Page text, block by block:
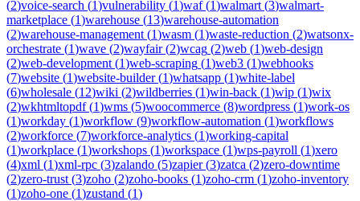
(2)voice-search (1)vulnerability (1)waf(1)walmart (3)walmart-
marketplace (1)warehouse (13)warehouse-automation
(2)warehouse-management (1)wasm (1)waste-reduction (2)watsonx-
orchestrate (1)wave (2)wayfair(2)wcag (2)web (1)web-design
(2)web-development (1)web-scraping (1)web3 (1)webhooks
(7)website (1)website-builder(1)whatsapp (1)white-label
(6)wholesale (12)wiki (2)wildberries (1)win-back (1)wip (1)wix
(2)wkhtmltopdf(1)wms (5)woocommerce (8)wordpress (1)work-os
(1)workday (1)workflow (9)workflow-automation (1)workflows
(2)workforce (7)workforce-analytics (1)working-capital
(1)workplace (1)workshops (1)workspace (1)wps-payroll (1)xero
(4)xml (1)xml-rpc (3)zalando (5)zapier(3)zatca (2)zero-downtime
(2)zero-trust (3)zoho (2)zoho-books (1)zoho-crm (1)zoho-inventory
(1)zoho-one (1)zustand (1)